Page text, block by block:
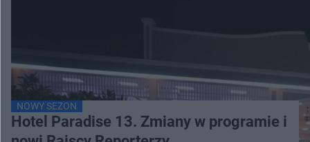
NOWY SEZON
Hotel Paradise 13. Zmiany w programie i